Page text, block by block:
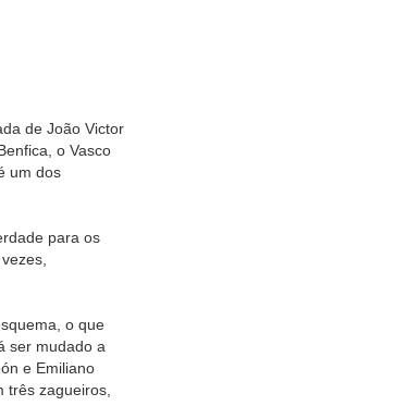
de João Victor
o Vasco
um dos
para os
o que
ser mudado a
e Emiliano
três zagueiros,